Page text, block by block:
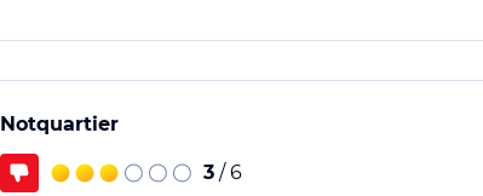
Notquartier
3 / 6